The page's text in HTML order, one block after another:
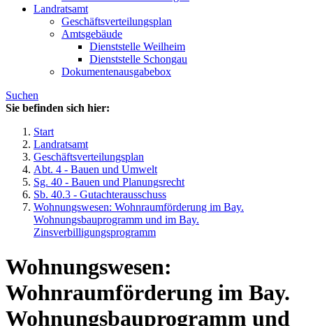
Landratsamt
Geschäftsverteilungsplan
Amtsgebäude
Dienststelle Weilheim
Dienststelle Schongau
Dokumentenausgabebox
Suchen
Sie befinden sich hier:
Start
Landratsamt
Geschäftsverteilungsplan
Abt. 4 - Bauen und Umwelt
Sg. 40 - Bauen und Planungsrecht
Sb. 40.3 - Gutachterausschuss
Wohnungswesen: Wohnraumförderung im Bay.
Wohnungsbauprogramm und im Bay.
Zinsverbilligungsprogramm
Wohnungswesen:
Wohnraumförderung im Bay.
Wohnungsbauprogramm und